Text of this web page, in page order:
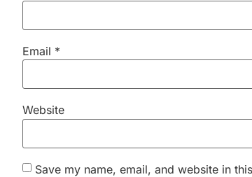
Email *
Website
Save my name, email, and website in